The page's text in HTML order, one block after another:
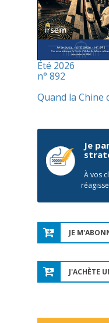
Été 2026
n° 892
Quand la Chine
Je
À vos
JE
J'ACHÈTE